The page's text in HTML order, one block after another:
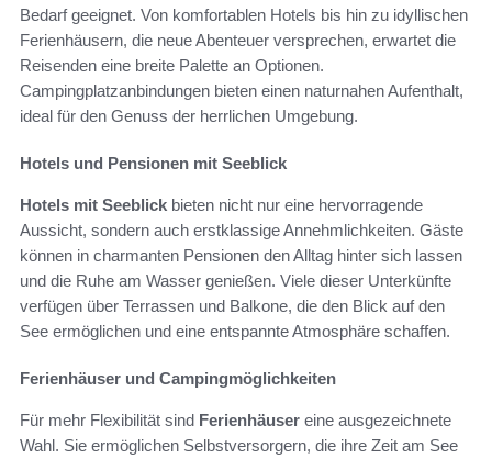
Bedarf geeignet. Von komfortablen Hotels bis hin zu idyllischen
Ferienhäusern, die neue Abenteuer versprechen, erwartet die
Reisenden eine breite Palette an Optionen.
Campingplatzanbindungen bieten einen naturnahen Aufenthalt,
ideal für den Genuss der herrlichen Umgebung.
Hotels und Pensionen mit Seeblick
Hotels mit Seeblick bieten nicht nur eine hervorragende
Aussicht, sondern auch erstklassige Annehmlichkeiten. Gäste
können in charmanten Pensionen den Alltag hinter sich lassen
und die Ruhe am Wasser genießen. Viele dieser Unterkünfte
verfügen über Terrassen und Balkone, die den Blick auf den
See ermöglichen und eine entspannte Atmosphäre schaffen.
Ferienhäuser und Campingmöglichkeiten
Für mehr Flexibilität sind Ferienhäuser eine ausgezeichnete
Wahl. Sie ermöglichen Selbstversorgern, die ihre Zeit am See